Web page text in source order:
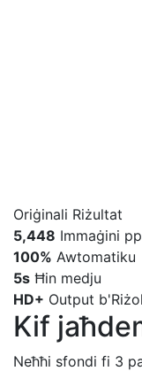
Oriġinali Riżultat
5,448 Immaġini
100% Awtomatiku
5s Ħin medju
HD+ Output
Kif
Neħħi sfondi fi 3